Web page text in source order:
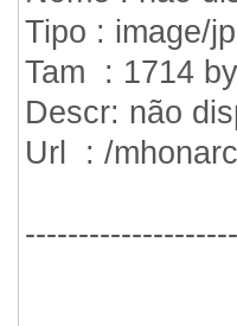
Tipo : image/
Tam : 1714
Descr: não
Url : /